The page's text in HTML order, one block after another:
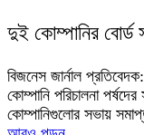
দুই কোম্পানির বোর্ড
বিজনেস জার্নাল
কোম্পানি পরিচালনা
কোম্পানিগুলোর সভায়